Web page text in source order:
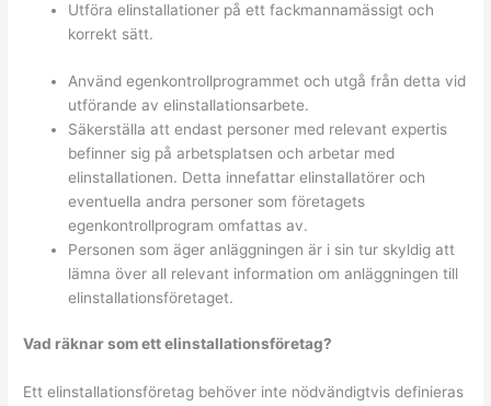
Utföra elinstallationer på ett fackmannamässigt och
korrekt sätt.
Använd egenkontrollprogrammet och utgå från detta vid
utförande av elinstallationsarbete.
Säkerställa att endast personer med relevant expertis
befinner sig på arbetsplatsen och arbetar med
elinstallationen. Detta innefattar elinstallatörer och
eventuella andra personer som företagets
egenkontrollprogram omfattas av.
Personen som äger anläggningen är i sin tur skyldig att
lämna över all relevant information om anläggningen till
elinstallationsföretaget.
Vad räknar som ett elinstallationsföretag?
Ett elinstallationsföretag behöver inte nödvändigtvis definieras